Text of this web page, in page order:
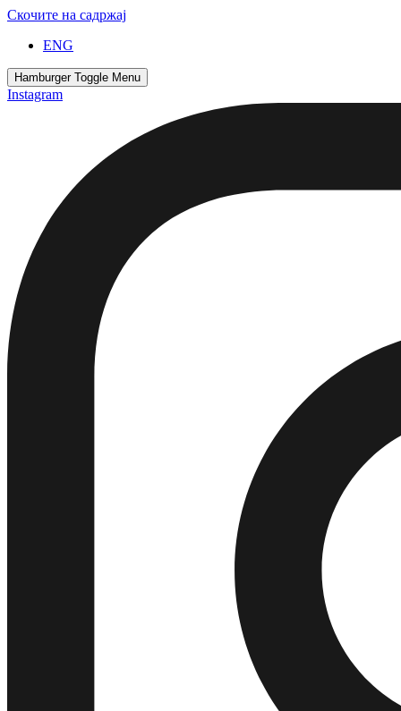
Скочите на садржај
ENG
Hamburger Toggle Menu
Instagram